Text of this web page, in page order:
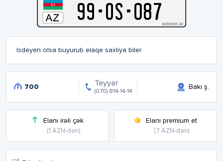
99-OS-087
Isdeyen olsa buyurub elaqe saxliya biler
700 Teyyar
(070) 814-14-14
Bakı ş.
Elanı irəli çək
(1 AZN-dən)
Elanı premium et
(7 AZN-dən)